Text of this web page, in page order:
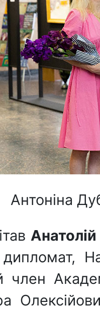
Антоніна
член